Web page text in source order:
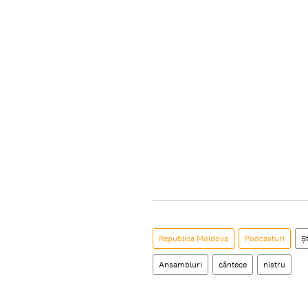
Republica Moldova Podcasturi
Ansambluri cântece nistru